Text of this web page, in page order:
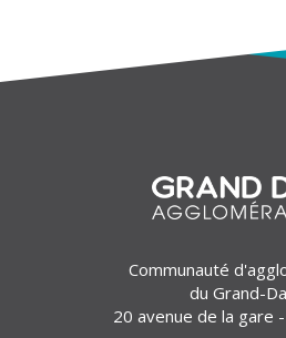
Communauté
du Grand-
20 avenue de la gare